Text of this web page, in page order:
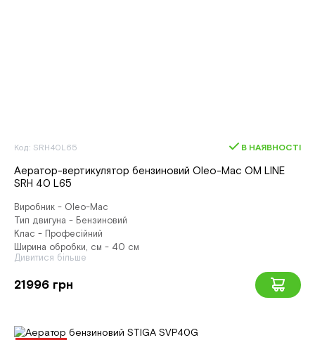
Код: SRH40L65 В НАЯВНОСТІ
Аератор-вертикулятор бензиновий Oleo-Mac OM LINE
SRH 40 L65
Виробник - Oleo-Mac
Тип двигуна - Бензиновий
Клас - Професійний
Ширина обробки, см - 40 см
Дивитися більше
21996 грн